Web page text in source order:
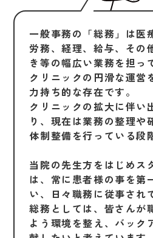
一般事務の「総務」は医
労務、経理、給与、その
き等の幅広い業務を担っ
クリニックの円滑な運営
力持ち的な存在です。
クリニックの拡大に伴い
り、現在は業務の整理や
体制整備を行っている段
当院の先生方をはじめス
は、常に患者様の事を第
い、日々職務に従事され
総務としては、皆さんが
よう環境を整え、バック